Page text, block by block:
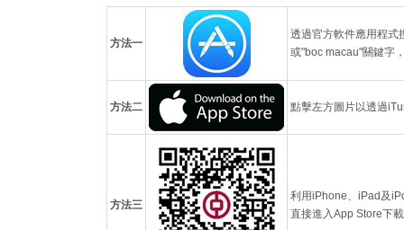
方法一
透過官方軟件應用程式
或"boc macau"關鍵字
方法二 點擊左方圖片以透過
方法三
利用iPhone、iPad及
直接進入App Store下